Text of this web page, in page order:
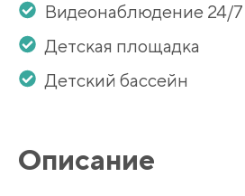
Видеонаблюдение 24/7
Детская площадка
Детский бассейн
Описание